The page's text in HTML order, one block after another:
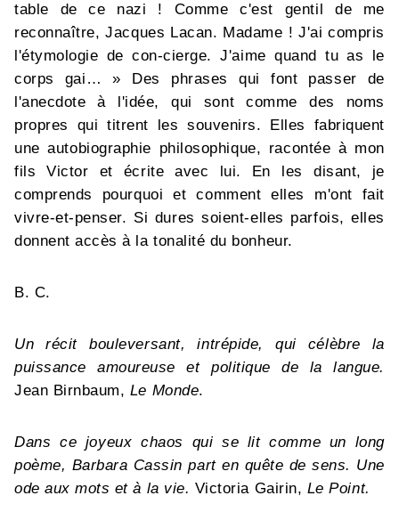
table de ce nazi ! Comme c'est gentil de me
reconnaître, Jacques Lacan. Madame ! J'ai compris
l'étymologie de con-cierge. J'aime quand tu as le
corps gai… » Des phrases qui font passer de
l'anecdote à l'idée, qui sont comme des noms
propres qui titrent les souvenirs. Elles fabriquent
une autobiographie philosophique, racontée à mon
fils Victor et écrite avec lui. En les disant, je
comprends pourquoi et comment elles m'ont fait
vivre-et-penser. Si dures soient-elles parfois, elles
donnent accès à la tonalité du bonheur.
B. C.
Un récit bouleversant, intrépide, qui célèbre la
puissance amoureuse et politique de la langue.
Jean Birnbaum, Le Monde.
Dans ce joyeux chaos qui se lit comme un long
poème, Barbara Cassin part en quête de sens. Une
ode aux mots et à la vie. Victoria Gairin, Le Point.